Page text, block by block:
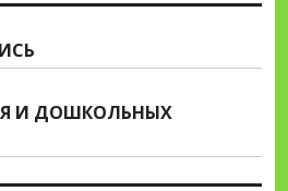
И ДОШКОЛЬНЫХ